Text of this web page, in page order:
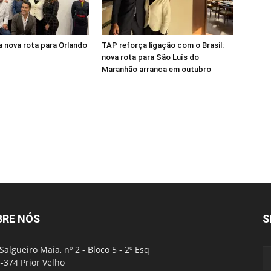
nova rota para Orlando
TAP reforça ligação com o Brasil:
nova rota para São Luís do
Maranhão arranca em outubro
NÓS
Maia, nº 2 - Bloco 5 - 2º Esq
374 Prior Velho